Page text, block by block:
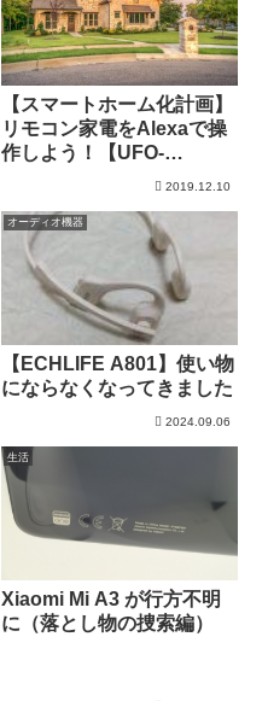
【スマートホーム化計画】
リモコン家電をAlexaで操
作しよう！【UFO-
2019.12.10
オーディオ機器
【ECHLIFE A801】使い物
にならなくなってきました
2024.09.06
生活
Xiaomi Mi A3 が行方不明
に（落とし物の捜索編）